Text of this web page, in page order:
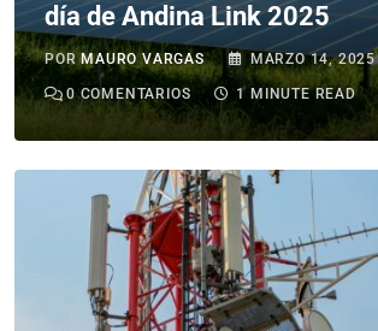
día de Andina Link 2025
POR MAURO VARGAS MARZO 14, 2025
0COMENTARIOS 1 MINUTE READ